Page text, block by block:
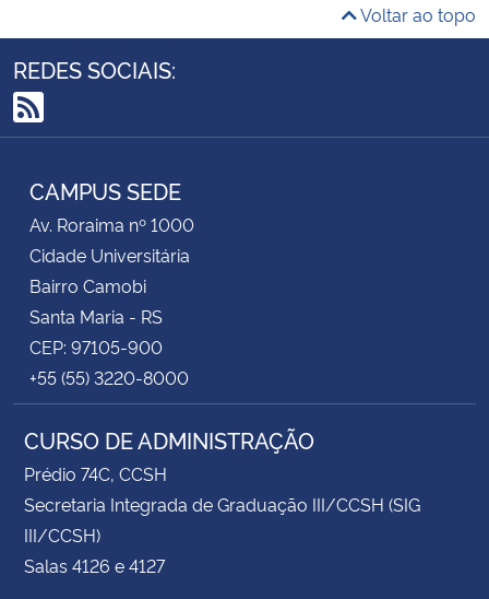
Voltar ao topo
REDES SOCIAIS:
RSS
CAMPUS SEDE
Av. Roraima nº 1000
Cidade Universitária
Bairro Camobi
Santa Maria - RS
CEP: 97105-900
+55 (55) 3220-8000
CURSO DE ADMINISTRAÇÃO
Prédio 74C, CCSH
Secretaria Integrada de Graduação III/CCSH (SIG
III/CCSH)
Salas 4126 e 4127